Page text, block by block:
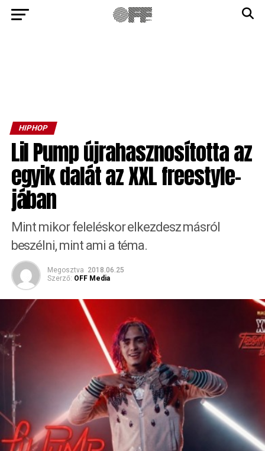
HIPHOP
Lil Pump újrahasznosította az
egyik dalát az XXL freestyle-
jában
Mint mikor feleléskor elkezdesz másról
beszélni, mint ami a téma.
Megosztva 2018.06.25
Szerző: OFF Media